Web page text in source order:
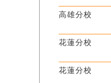
高雄分校
花蓮分校
花蓮分校